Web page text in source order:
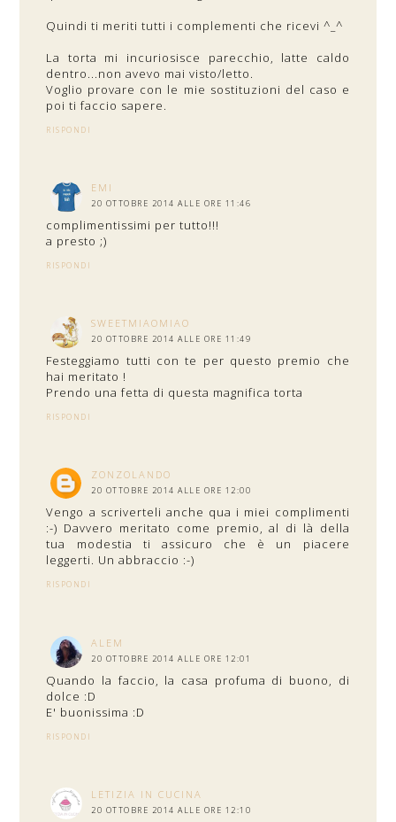
Quindi ti meriti tutti i complementi che ricevi ^_^
La torta mi incuriosisce parecchio, latte caldo
dentro...non avevo mai visto/letto.
Voglio provare con le mie sostituzioni del caso e
poi ti faccio sapere.
RISPONDI
EMI
20 OTTOBRE 2014 ALLE ORE 11:46
complimentissimi per tutto!!!
a presto ;)
RISPONDI
SWEETMIAOMIAO
20 OTTOBRE 2014 ALLE ORE 11:49
Festeggiamo tutti con te per questo premio che
hai meritato !
Prendo una fetta di questa magnifica torta
RISPONDI
ZONZOLANDO
20 OTTOBRE 2014 ALLE ORE 12:00
Vengo a scriverteli anche qua i miei complimenti
:-) Davvero meritato come premio, al di là della
tua modestia ti assicuro che è un piacere
leggerti. Un abbraccio :-)
RISPONDI
ALEM
20 OTTOBRE 2014 ALLE ORE 12:01
Quando la faccio, la casa profuma di buono, di
dolce :D
E' buonissima :D
RISPONDI
LETIZIA IN CUCINA
20 OTTOBRE 2014 ALLE ORE 12:10